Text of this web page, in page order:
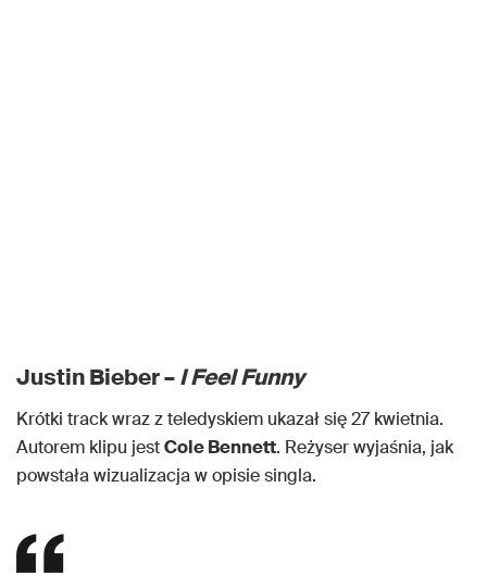
Justin Bieber –I Feel Funny
Krótki track wraz z teledyskiem ukazał się 27 kwietnia.
Autorem klipu jestCole Bennett. Reżyser wyjaśnia, jak
powstała wizualizacja w opisie singla.